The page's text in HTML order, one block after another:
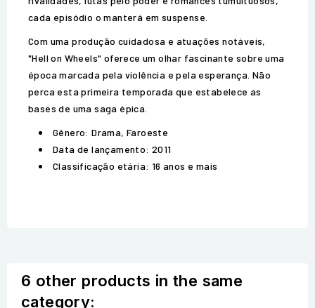
cada episódio o manterá em suspense.
Com uma produção cuidadosa e atuações notáveis,
"Hell on Wheels" oferece um olhar fascinante sobre uma
época marcada pela violência e pela esperança. Não
perca esta primeira temporada que estabelece as
bases de uma saga épica.
Gênero: Drama, Faroeste
Data de lançamento: 2011
Classificação etária: 16 anos e mais
6 other products in the same
category: